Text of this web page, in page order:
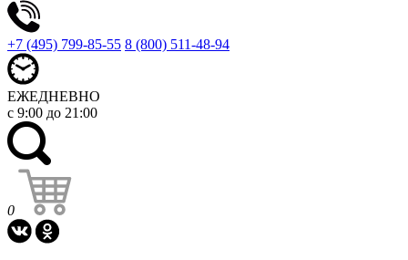
+7 (495) 799-85-55 8 (800) 511-48-94
ЕЖЕДНЕВНО
с 9:00 до 21:00
0